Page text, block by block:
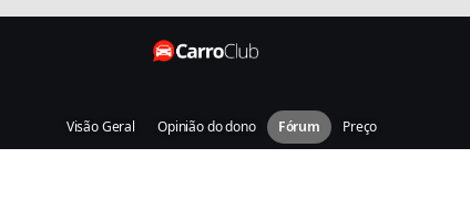
Visão Geral Opinião do dono Fórum Preço